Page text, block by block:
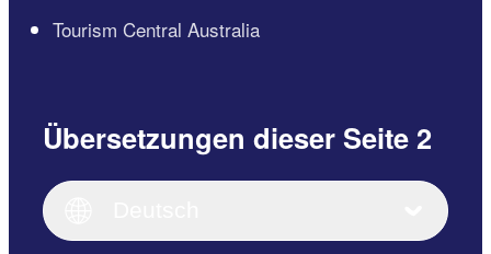
Tourism Central Australia
Übersetzungen dieser Seite 2